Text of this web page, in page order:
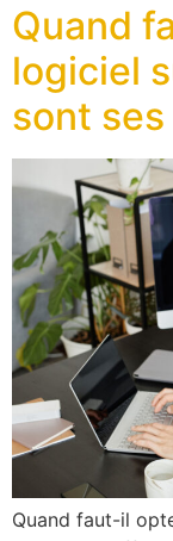
Quand
logiciel
sont
Quand faut-il